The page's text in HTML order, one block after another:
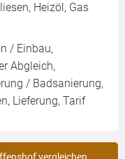
Heizöl, Gas
/ Einbau,
Abgleich,
/ Badsanierung,
Lieferung, Tarif